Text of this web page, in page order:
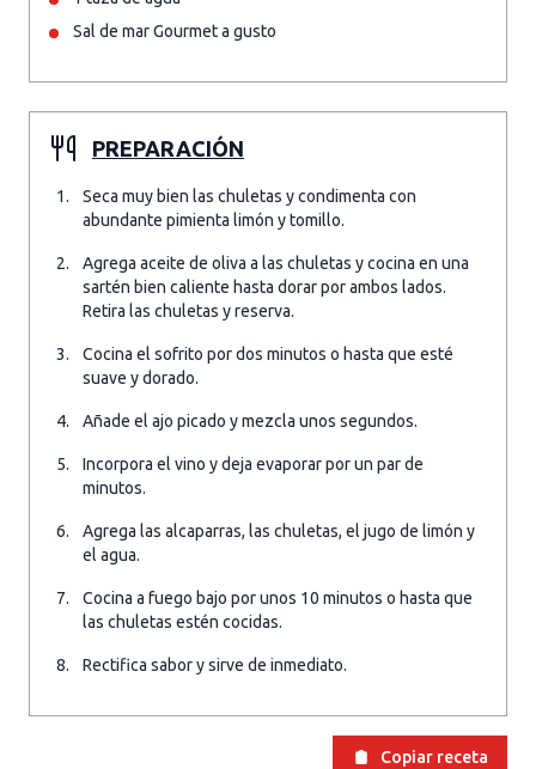
Sal de mar Gourmet a gusto
PREPARACIÓN
Seca muy bien las chuletas y condimenta con
abundante pimienta limón y tomillo.
Agrega aceite de oliva a las chuletas y cocina en una
sartén bien caliente hasta dorar por ambos lados.
Retira las chuletas y reserva.
Cocina el sofrito por dos minutos o hasta que esté
suave y dorado.
Añade el ajo picado y mezcla unos segundos.
Incorpora el vino y deja evaporar por un par de
minutos.
Agrega las alcaparras, las chuletas, el jugo de limón y
el agua.
Cocina a fuego bajo por unos 10 minutos o hasta que
las chuletas estén cocidas.
Rectifica sabor y sirve de inmediato.
Copiar receta